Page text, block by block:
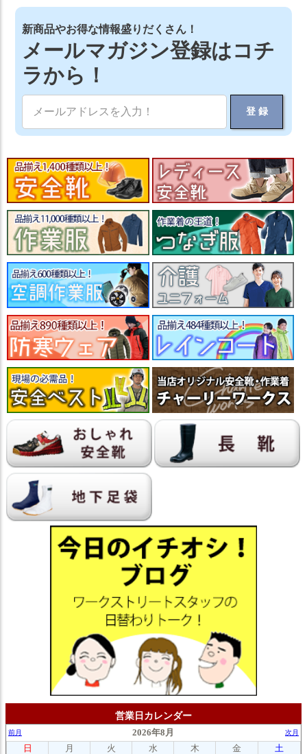
新商品やお得な情報盛りだくさん！
メールマガジン登録はコチ
ラから！
営業日カレンダー